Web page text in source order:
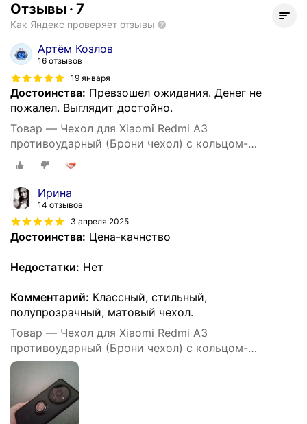
Отзывы · 7
Как Яндекс проверяет отзывы
Артём Козлов
16 отзывов
19 января
Достоинства: Превзошел ожидания. Денег не
пожалел. Выглядит достойно.
Товар — Чехол для Xiaomi Redmi A3
противоударный (Брони чехол) с кольцом-
подставкой и металлической пластиной
Ирина
14 отзывов
3 апреля 2025
Достоинства: Цена-качнство
Недостатки: Нет
Комментарий: Классный, стильный,
полупрозрачный, матовый чехол.
Товар — Чехол для Xiaomi Redmi A3
противоударный (Брони чехол) с кольцом-
подставкой и металлической пластиной